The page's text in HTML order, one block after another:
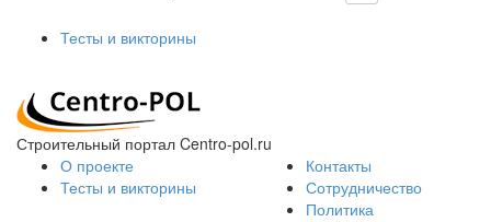
Тесты и викторины
Строительный портал Centro-pol.ru
О проекте
Тесты и викторины
Контакты
Сотрудничество
Политика